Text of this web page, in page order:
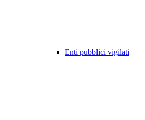
Enti pubblici vigilati